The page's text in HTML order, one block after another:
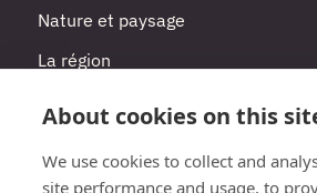
Nature et paysage
La région
Planifier
About cookies on this
We use cookies to collect and
site performance and usage, to